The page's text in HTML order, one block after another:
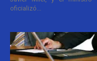
oficializó...